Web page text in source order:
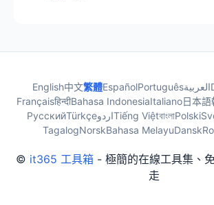
English中文繁體EspañolPortuguêsالعربية
Françaisहिन्दीBahasa IndonesiaItaliano日本語
РусскийTürkçeاردوTiếng ViệtবাংলাPolski
TagalogNorskBahasa MelayuDansk
© it365 工具箱 - 極簡的在線工具集、
走